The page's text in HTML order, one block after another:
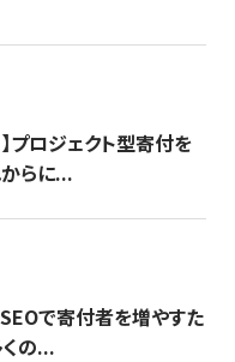
プロジェクト型寄付を
らに...
SEOで寄付者を増やすた
の...